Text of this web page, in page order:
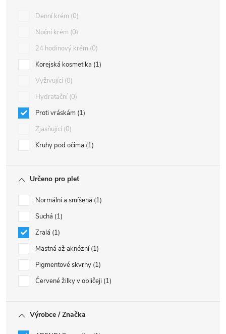
Denní krém 0
Noční krém 0
24 hodinový krém 0
Korejská kosmetika 1
Vyživující 0
Hydratační 0
Proti vráskám 1
Zjasňující 0
Kruhy pod očima 1
Určeno pro pleť
Normální a smíšená 1
Suchá 1
Zralá 1
Mastná až aknózní 1
Pigmentové skvrny 1
Červené žilky v obličeji 1
Výrobce / Značka